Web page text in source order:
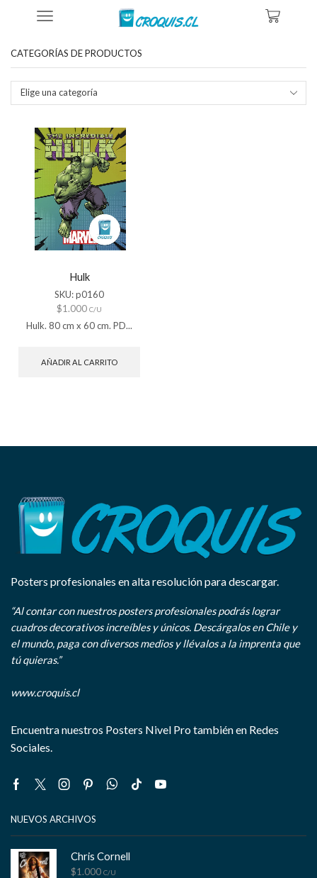
Tienda Productos Etiquetados “poster Hulk Para Imprimir”
CATEGORÍAS DE PRODUCTOS
Elige una categoría
Hulk
SKU:p0160
$1.000 C/U
Hulk. 80 cm x 60 cm. PD...
AÑADIR AL CARRITO
Posters profesionales en alta resolución para descargar.
“Al contar con nuestros posters profesionales podrás lograr
cuadros decorativos increíbles y únicos. Descárgalos en Chile y
el mundo, paga con diversos medios y llévalos a la imprenta que
tú quieras.”
www.croquis.cl
Encuentra nuestros Posters Nivel Pro también en Redes
Sociales.
Facebook
TwitterInstagram
PinterestWhatsapp
Tik- Youtube
NUEVOS ARCHIVOS
Chris Cornell
$1.000 C/U